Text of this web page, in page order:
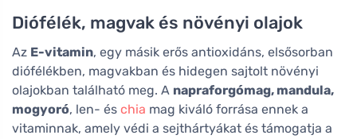
Diófélék, magvak és növényi olajok
Az E-vitamin, egy másik erős antioxidáns, elsősorban
diófélékben, magvakban és hidegen sajtolt növényi
olajokban található meg. A napraforgómag, mandula,
mogyoró, len- és chia mag kiváló forrása ennek a
vitaminnak, amely védi a sejthártyákat és támogatja a